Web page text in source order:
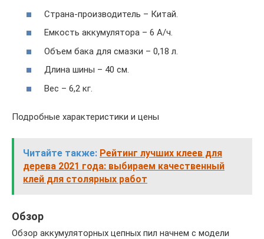
Страна-производитель – Китай.
Емкость аккумулятора – 6 А/ч.
Объем бака для смазки – 0,18 л.
Длина шины – 40 см.
Вес – 6,2 кг.
Подробные характеристики и цены
Читайте также: Рейтинг лучших клеев для
дерева 2021 года: выбираем качественный
клей для столярных работ
Обзор
Обзор аккумуляторных цепных пил начнем с модели